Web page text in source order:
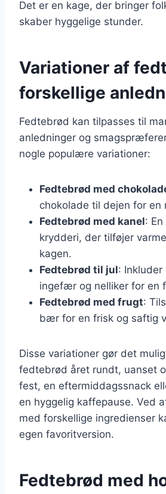
Det er en kage, der bringer
skaber hyggelige stunder.
Variationer af
forskellige
Fedtebrød kan tilpasses til
anledninger og
nogle populære variationer:
Fedtebrød med
chokolade til dejen for en
Fedtebrød med kanel:
krydderi, der tilføjer
kagen.
Fedtebrød til jul: Inkluder
ingefær og nelliker for en
Fedtebrød med frugt:
bær for en frisk og saftig
Disse variationer gør det
fedtebrød året rundt, uanset
fest, en eftermiddagssnack
en hyggelig kaffepause. Ved
med forskellige ingredienser
egen favoritversion.
Fedtebrød med